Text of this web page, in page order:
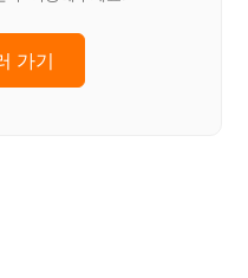
가기